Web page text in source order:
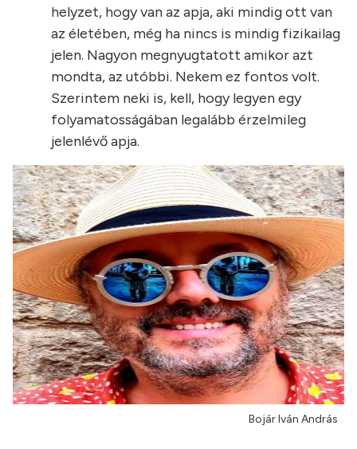
helyzet, hogy van az apja, aki mindig ott van
az életében, még ha nincs is mindig fizikailag
jelen. Nagyon megnyugtatott amikor azt
mondta, az utóbbi. Nekem ez fontos volt.
Szerintem neki is, kell, hogy legyen egy
folyamatosságában legalább érzelmileg
jelenlévő apja.
Bojár Iván András